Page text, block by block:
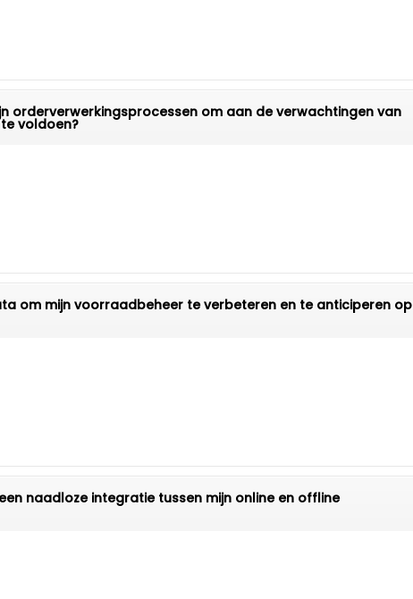
orderverwerkingsprocessen om aan de verwachtingen van
voldoen?
om mijn voorraadbeheer te verbeteren en te anticiperen op
naadloze integratie tussen mijn online en offline